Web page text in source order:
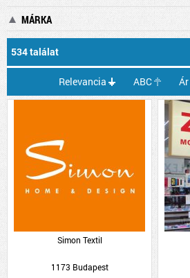
MÁRKA
534 találat
Relevancia ABC Ár
Simon Textil
1173 Budapest